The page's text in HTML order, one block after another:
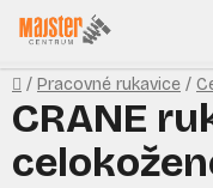
Prejsť
na
obsah
Domov
/ Pracovné rukavice /
CRANE